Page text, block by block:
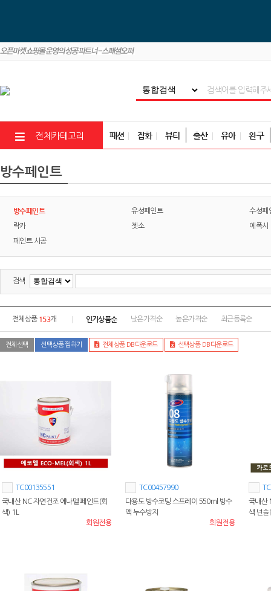
전체카테고리 패션 잡화 뷰티 출산 유아 완구
방수페인트
방수페인트 유성페인트 수성페
락카 젯소 에폭시
페인트 시공
검색
전체상품 153개 인기상품순 낮은가격순 높은가격순 최근등록순
전체선택 선택상품 찜하기 전체상품 DB다운로드 선택상품 DB다운로드
TC00135551
국내산 NC 자연건조 에나멜 페인트(회
색) 1L
회원전용
TC00457990
다용도 방수코팅 스프레이 550ml 방수
액 누수방지
회원전용
국내산
색 넌슬